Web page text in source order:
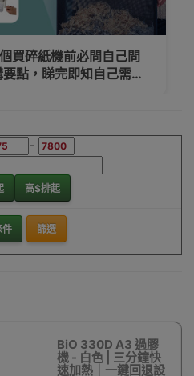
問自己問
知自己需要
-
高$排起
件 篩選
BiO 330D A3 過膠
機 - 白色 | 三分鐘快
速加熱｜一鍵回退設